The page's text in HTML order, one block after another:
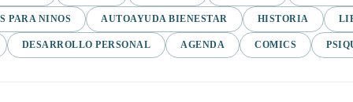
PARA NINOS AUTOAYUDA BIENESTAR HISTORIA
DESARROLLO PERSONAL AGENDA COMICS